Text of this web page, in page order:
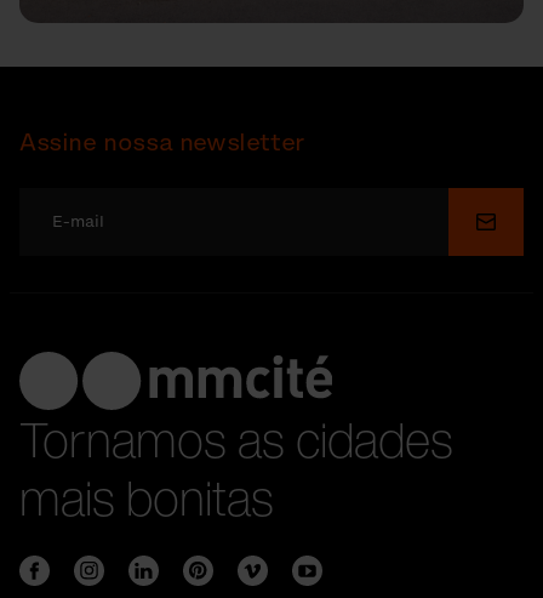
Assine nossa newsletter
Enviar
Tornamos as cidades
mais bonitas